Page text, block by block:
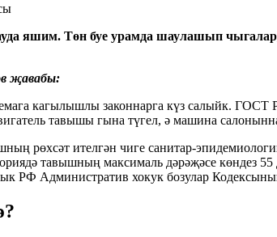
яшим. Төн буе урамда шаулашып
җавабы:
кагылышлы законнарга күз салыйк. ГОСТ
тавышы гына түгел, ә машина
рөхсәт ителгән чиге санитар-
тавышның максималь дәрәҗәсе көндез 55
РФ Административ хокук бозулар